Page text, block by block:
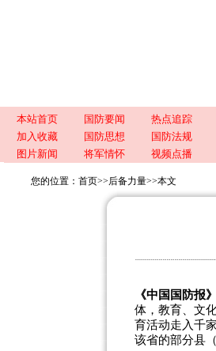
本站首页 国防要闻 热点追踪
加入收藏
国防思想 国防法规
图片新闻
将军情怀 视频点播
您的位置： 首页>>后备力量>>本文
《中国国防
体，教育、文
育活动走入千
该省的部分县